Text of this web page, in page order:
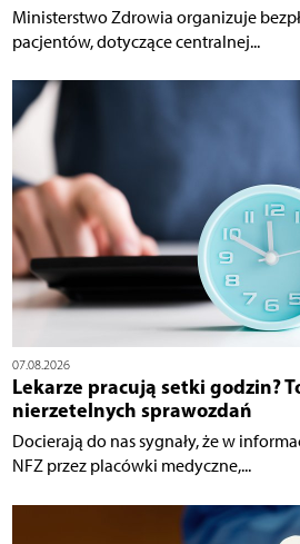
Ministerstwo Zdrowia organizuje
pacjentów, dotyczące centralnej...
07.08.2026
Lekarze pracują setki godzin?
nierzetelnych sprawozdań
Docierają do nas sygnały, że w
NFZ przez placówki medyczne,...